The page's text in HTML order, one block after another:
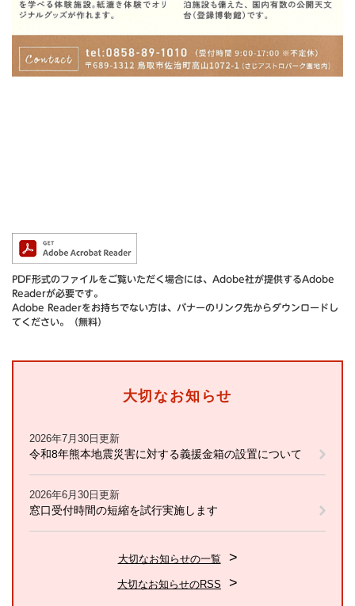
PDF形式のファイルをご覧いただく場合には、Adobe社が提供するAdobe
Readerが必要です。
Adobe Readerをお持ちでない方は、バナーのリンク先からダウンロードし
てください。（無料）
大切なお知らせ
2026年7月30日更新
令和8年熊本地震災害に対する義援金箱の設置について
2026年6月30日更新
窓口受付時間の短縮を試行実施します
大切なお知らせの一覧
大切なお知らせのRSS